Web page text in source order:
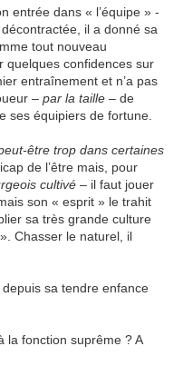
entrée dans « l’équipe » -
il a donné sa
tout nouveau
quelques confidences sur
entraînement et n’a pas
– par la taille – de
ses équipiers de fortune.
être trop dans certaines
de l’être mais, pour
cultivé – il faut jouer
son « esprit » le trahit
sa très grande culture
Chasser le naturel, il
sa tendre enfance
la fonction suprême ? A